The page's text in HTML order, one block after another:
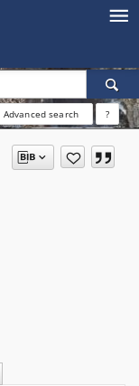
Advanced search ?